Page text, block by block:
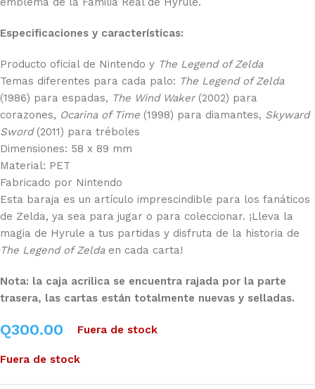
Especificaciones y características:
Producto oficial de Nintendo y The Legend of Zelda
Temas diferentes para cada palo: The Legend of Zelda
(1986) para espadas, The Wind Waker(2002) para
corazones, Ocarina of Time (1998) para diamantes, Skyward
Sword(2011) para tréboles
Dimensiones: 58 x 89 mm
Material: PET
Fabricado por Nintendo
Esta baraja es un artículo imprescindible para los fanáticos
de Zelda, ya sea para jugar o para coleccionar. ¡Lleva la
magia de Hyrule a tus partidas y disfruta de la historia de
The Legend of Zeldaen cada carta!
Nota: la caja acrilica se encuentra rajada por la parte
trasera, las cartas están totalmente nuevas y selladas.
Q300.00 Fuera de stock
Fuera de stock